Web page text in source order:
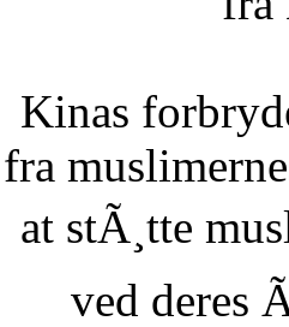
Kinas
fra
at stÃ¸tte
ved deres